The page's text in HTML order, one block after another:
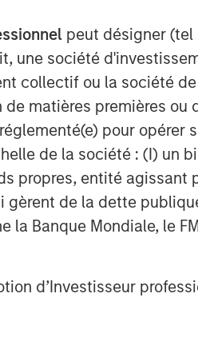
peut désigner (tel
une société
collectif ou la société
matières premières ou
pour
de la société : (I) un
propres, entité
gèrent de la dette
la Banque Mondiale, le
d’Investisseur
of Cetyl-M® brand
function.
by investment vehicles
middle-market focused
Management, which
leader in the care
and long-established
and small animal categories.
.
on Hero Pet Brands visit